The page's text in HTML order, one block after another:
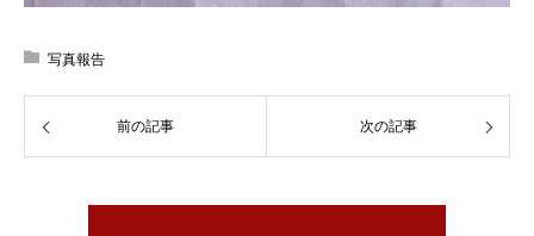
写真報告
前の記事 次の記事